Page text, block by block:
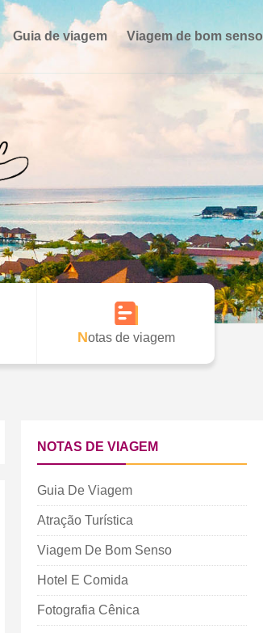
Guia de viagem Viagem de bom senso
Notas de viagem
NOTAS DE VIAGEM
Guia De Viagem
Atração Turística
Viagem De Bom Senso
Hotel E Comida
Fotografia Cênica